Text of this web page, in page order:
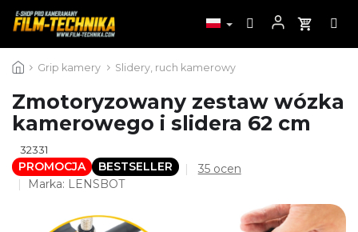
do
Grip kamery Slidery, ruch kamerowy
Zmotoryzowany zestaw wózka
kamerowego i slidera 62 cm
32331
PROMOCJA BESTSELLER
Średnia
35 ocen
Marka: LENSBOT